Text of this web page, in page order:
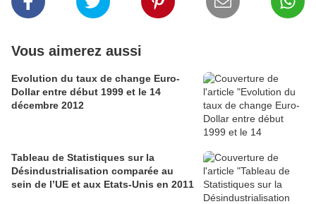
Vous aimerez aussi
Evolution du taux de change Euro-
Dollar entre début 1999 et le 14
décembre 2012
Tableau de Statistiques sur la
Désindustrialisation comparée au
sein de l’UE et aux Etats-Unis en 2011